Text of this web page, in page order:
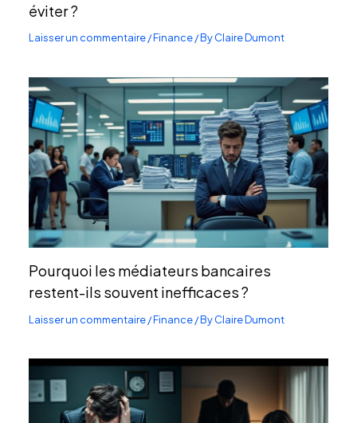
éviter ?
Laisser un commentaire/Finance/ ByClaire Dumont
Pourquoi les médiateurs bancaires
restent-ils souvent inefficaces ?
Laisser un commentaire/Finance/ ByClaire Dumont